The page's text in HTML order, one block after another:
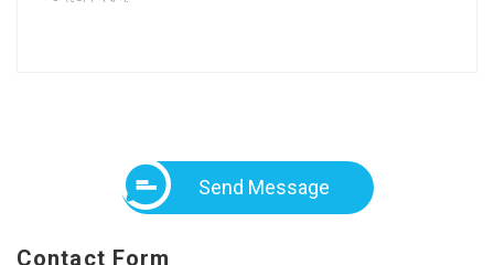
Send Message
Contact Form